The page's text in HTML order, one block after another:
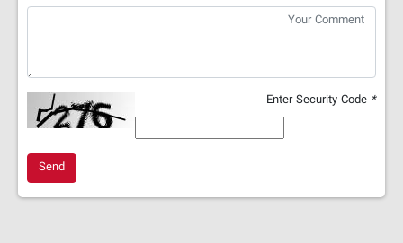
*
Send